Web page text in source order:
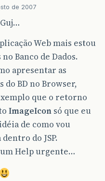
de 2007
Web mais estou
Banco de Dados.
apresentar as
do BD no Browser,
que o retorno
ImageIcon só que eu
de como vou
do JSP.
Help urgente…